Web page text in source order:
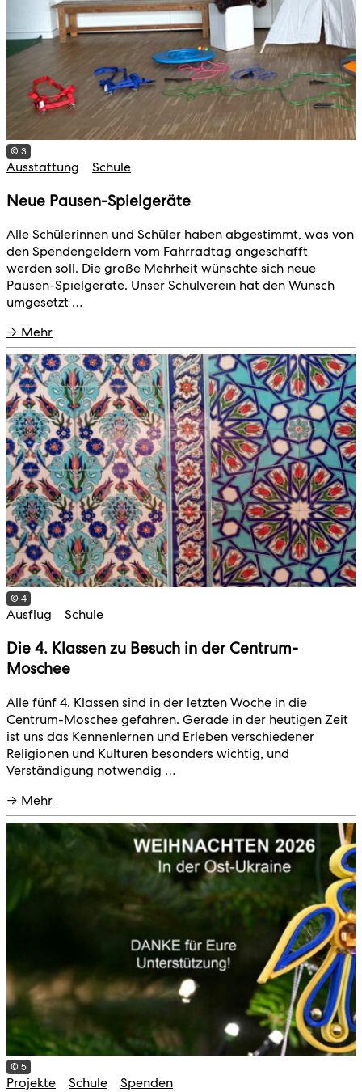
© 3
Ausstattung Schule
Neue Pausen-Spielgeräte
Alle Schülerinnen und Schüler haben abgestimmt, was von
den Spendengeldern vom Fahrradtag angeschafft
werden soll. Die große Mehrheit wünschte sich neue
Pausen-Spielgeräte. Unser Schulverein hat den Wunsch
umgesetzt …
→ Mehr
© 4
Ausflug Schule
Die 4. Klassen zu Besuch in der Centrum-
Moschee
Alle fünf 4. Klassen sind in der letzten Woche in die
Centrum-Moschee gefahren. Gerade in der heutigen Zeit
ist uns das Kennenlernen und Erleben verschiedener
Religionen und Kulturen besonders wichtig, und
Verständigung notwendig …
→ Mehr
© 5
Projekte Schule Spenden